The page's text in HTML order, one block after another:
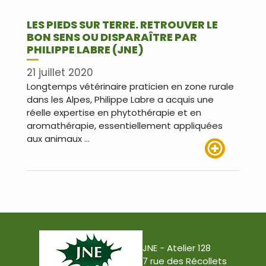
LES PIEDS SUR TERRE. RETROUVER LE
BON SENS OU DISPARAÎTRE PAR
PHILIPPE LABRE (JNE)
21 juillet 2020
Longtemps vétérinaire praticien en zone rurale
dans les Alpes, Philippe Labre a acquis une
réelle expertise en phytothérapie et en
aromathérapie, essentiellement appliquées
aux animaux …
JNE - Atelier 128
7 rue des Récollets